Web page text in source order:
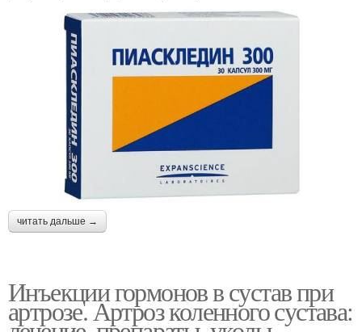
читать дальше →
Инъекции гормонов в сустав при
артрозе. Артроз коленного сустава: